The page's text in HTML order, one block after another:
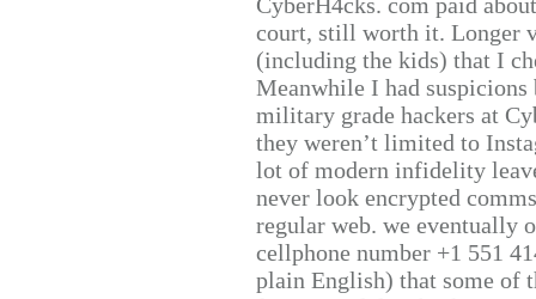
court, still worth it. Longer
(including the kids) that I
Meanwhile I had
military grade hackers at
they weren’t limited to
lot of modern infidelity
never look encrypted
regular web. we eventually
cellphone number +1 551
plain English) that some of